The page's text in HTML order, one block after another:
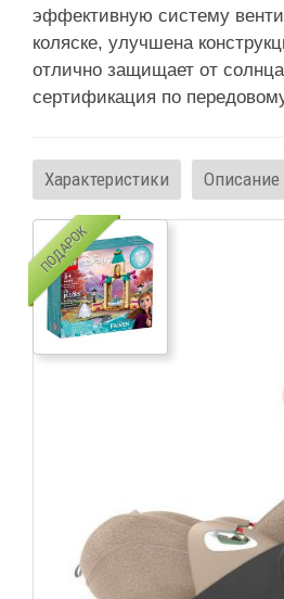
эффективную систему
коляске, улучшена
отлично защищает от
сертификация по
Характеристики Описание
ПОДАРОК